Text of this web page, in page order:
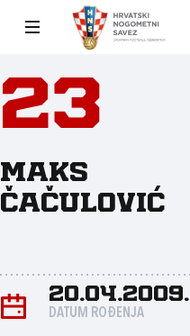
23
Maks
Čačulović
20.04.2009.
DATUM ROĐENJA